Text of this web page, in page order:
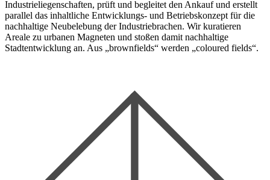
Industrieliegenschaften, prüft und begleitet den Ankauf und erstellt
parallel das inhaltliche Entwicklungs- und Betriebskonzept für die
nachhaltige Neubelebung der Industriebrachen. Wir kuratieren
Areale zu urbanen Magneten und stoßen damit nachhaltige
Stadtentwicklung an. Aus „brownfields“ werden „coloured fields“.